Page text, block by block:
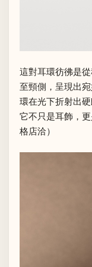
這對耳環彷彿是
至頸側，呈現出
環在光下折射出
它不只是耳飾，
格店洽）